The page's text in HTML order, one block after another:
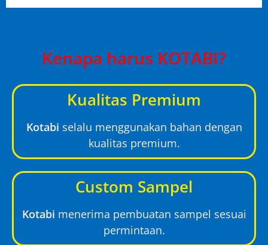
Kenapa harus KOTABI?
Kualitas Premium
Kotabi selalu menggunakan bahan dengan
kualitas premium.
Custom Sampel
Kotabi menerima pembuatan sampel sesuai
permintaan.